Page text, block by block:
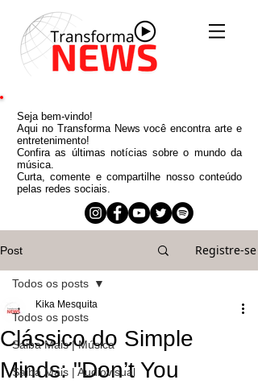
Seja bem-vindo!
Aqui no Transforma News você encontra arte e
entretenimento!
Confira as últimas notícias sobre o mundo da
música.
Curta, comente e compartilhe nosso conteúdo
pelas redes sociais.
Post Registre-se
Todos os posts
Saiba Mais | Música
Saiba Mais | Audiovisual
Todos os posts
Clássico do Simple
Minds: "Don’t You
Kika Mesquita